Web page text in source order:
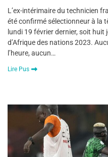
L’ex-intérimaire du technicien
été confirmé sélectionneur à la
lundi 19 février dernier, soit
d’Afrique des nations 2023.
l’heure, aucun…
Lire Pus